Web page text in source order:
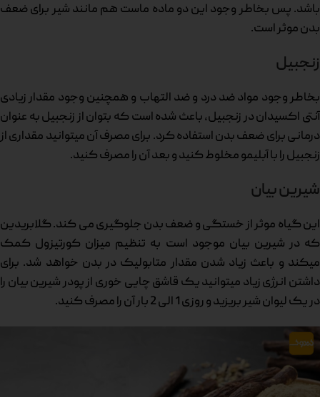
باشد. پس بخاطر وجود این دو ماده ماست هم مانند شیر برای ضعف
بدن موثر است.
زنجبیل
بخاطر وجود مواد ضد درد و ضد التهاب و همچنین وجود مقدار زیادی
آنتی اکسیدان در زنجبیل، باعث شده است که بتوان از زنجبیل به عنوان
درمانی برای ضعف بدن استفاده کرد. برای مصرف آن میتوانید مقداری از
زنجبیل را با آبلیمو مخلوط کنید و بعد آن را مصرف کنید.
شیرین بیان
این گیاه موثر از خستگی و ضعف بدن جلوگیری می کند. گلابریدین
که در شیرین بیان موجود است به تنظیم میزان کورتیزول کمک
میکند و باعث زیاد شدن مقدار متابولیک در بدن خواهد شد. برای
داشتن انرژی زیاد میتوانید یک قاشق چایی خوری از پودر شیرین بیان را
در یک لیوان شیر بریزید و روزی 1 الی 2 بار آن را مصرف کنید.